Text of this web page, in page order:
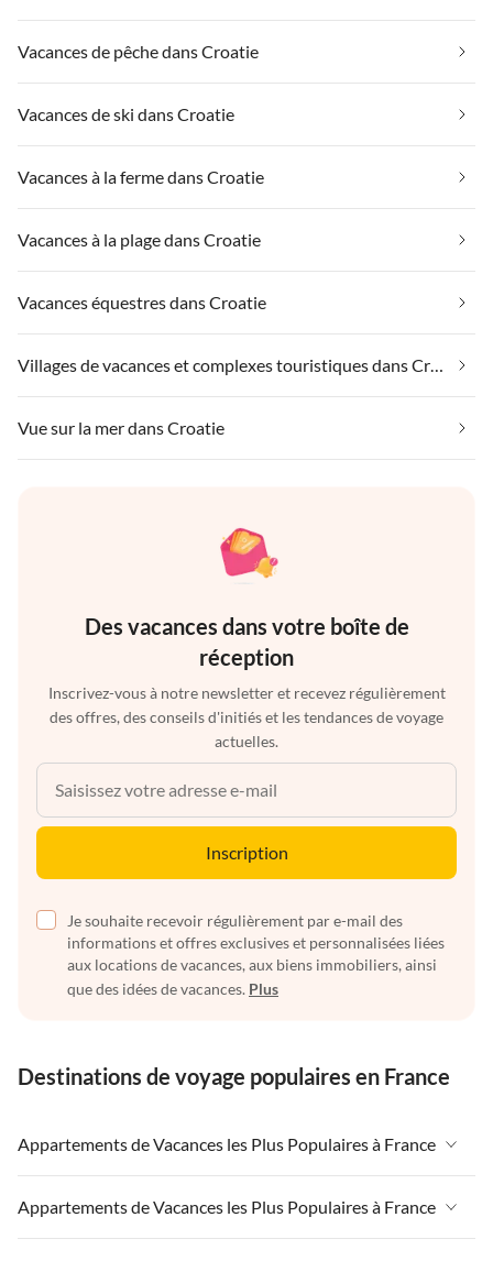
Vacances de pêche dans Croatie
Vacances de ski dans Croatie
Vacances à la ferme dans Croatie
Vacances à la plage dans Croatie
Vacances équestres dans Croatie
Vue sur la mer dans Croatie
Des vacances dans votre boîte de
réception
Inscrivez-vous à notre newsletter et recevez régulièrement
des offres, des conseils d'initiés et les tendances de voyage
actuelles.
Inscription
Je souhaite recevoir régulièrement par e-mail des
informations et offres exclusives et personnalisées liées
aux locations de vacances, aux biens immobiliers, ainsi
que des idées de vacances. Plus
Destinations de voyage populaires en France
Appartements de Vacances les Plus Populaires à France
Appartements de Vacances à France
Appartements de Vacances à Paris-Ile de France
Appartements de Vacances les Plus Populaires à France